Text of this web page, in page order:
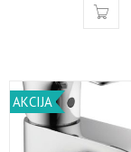
AKCIJA